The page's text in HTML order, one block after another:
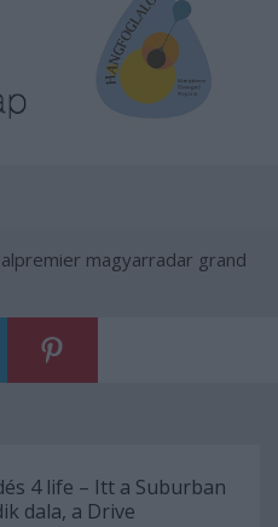
magyarradar grand
4 life – Itt a Suburban
dala, a Drive